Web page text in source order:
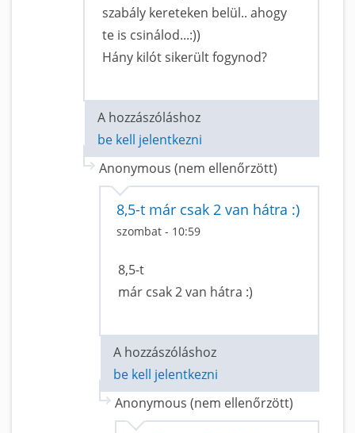
szabály kereteken belül.. ahogy
te is csinálod...:))
Hány kilót sikerült fogynod?
A hozzászóláshoz
be kell jelentkezni
Anonymous (nem ellenőrzött)
8,5-t már csak 2 van hátra :)
szombat - 10:59
8,5-t
már csak 2 van hátra :)
A hozzászóláshoz
be kell jelentkezni
Anonymous (nem ellenőrzött)